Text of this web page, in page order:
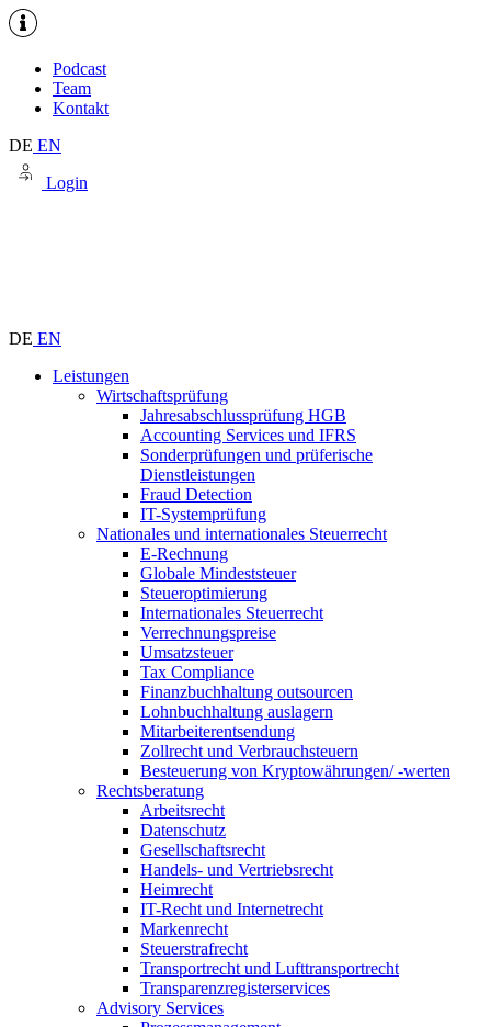
Podcast
Team
Kontakt
DE EN
Login
DE EN
Leistungen
Wirtschaftsprüfung
Jahresabschlussprüfung HGB
Accounting Services und IFRS
Sonderprüfungen und prüferische
Dienstleistungen
Fraud Detection
IT-Systemprüfung
Nationales und internationales Steuerrecht
E-Rechnung
Globale Mindeststeuer
Steueroptimierung
Internationales Steuerrecht
Verrechnungspreise
Umsatzsteuer
Tax Compliance
Finanzbuchhaltung outsourcen
Lohnbuchhaltung auslagern
Mitarbeiterentsendung
Zollrecht und Verbrauchsteuern
Besteuerung von Kryptowährungen/ -werten
Rechtsberatung
Arbeitsrecht
Datenschutz
Gesellschaftsrecht
Handels- und Vertriebsrecht
Heimrecht
IT-Recht und Internetrecht
Markenrecht
Steuerstrafrecht
Transportrecht und Lufttransportrecht
Transparenzregisterservices
Advisory Services